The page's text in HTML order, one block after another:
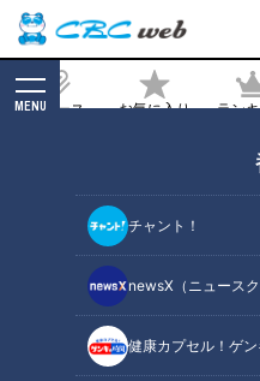
ニュース お気に入り ラン
MENU
チャント！
newsX（ニュースク
健康カプセル！ゲ
ト！】
2024/04/02 19:00